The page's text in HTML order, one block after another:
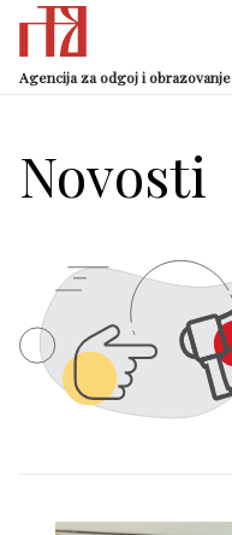
Agencija za odgoj i obrazovanje
Novosti